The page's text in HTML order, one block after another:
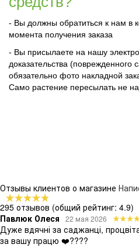
- Вы должны обратиться к нам в
момента получения заказа
- Вы присылаете на нашу
доказательства
обязательно фото накладной
Само растение пересылать не
Отзывы клиентов о магазине
295 отзывов (общий рейтинг: 4.9)
Павлюк Олеся
22 мая 2026
Дуже вдячні за саджанці,
за вашу працю ❤️????